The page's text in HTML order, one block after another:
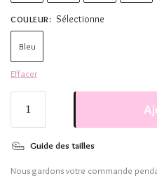
COULEUR: Sélectionne
Bleu
Effacer
Guide des tailles
Nous gardons votre commande